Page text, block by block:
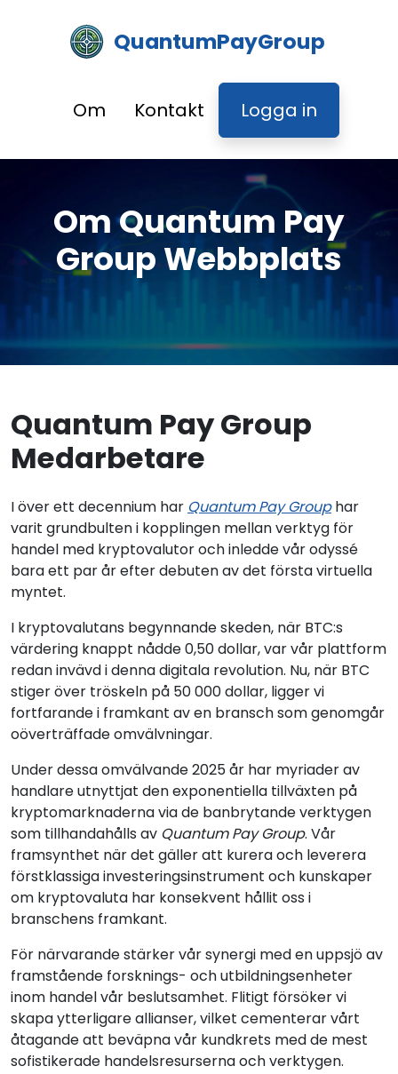
QuantumPayGroup
Om Kontakt Logga in
Om Quantum Pay
Group Webbplats
Quantum Pay Group
Medarbetare
I över ett decennium har Quantum Pay Grouphar
varit grundbulten i kopplingen mellan verktyg för
handel med kryptovalutor och inledde vår odyssé
bara ett par år efter debuten av det första virtuella
myntet.
I kryptovalutans begynnande skeden, när BTC:s
värdering knappt nådde 0,50 dollar, var vår plattform
redan invävd i denna digitala revolution. Nu, när BTC
stiger över tröskeln på 50 000 dollar, ligger vi
fortfarande i framkant av en bransch som genomgår
oöverträffade omvälvningar.
Under dessa omvälvande 2025 år har myriader av
handlare utnyttjat den exponentiella tillväxten på
kryptomarknaderna via de banbrytande verktygen
som tillhandahålls av Quantum Pay Group. Vår
framsynthet när det gäller att kurera och leverera
förstklassiga investeringsinstrument och kunskaper
om kryptovaluta har konsekvent hållit oss i
branschens framkant.
För närvarande stärker vår synergi med en uppsjö av
framstående forsknings- och utbildningsenheter
inom handel vår beslutsamhet. Flitigt försöker vi
skapa ytterligare allianser, vilket cementerar vårt
åtagande att beväpna vår kundkrets med de mest
sofistikerade handelsresurserna och verktygen.